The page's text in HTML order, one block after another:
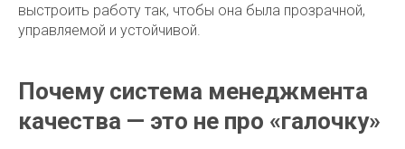
выстроить работу так, чтобы она была прозрачной,
управляемой и устойчивой.
Почему система менеджмента
качества — это не про «галочку»